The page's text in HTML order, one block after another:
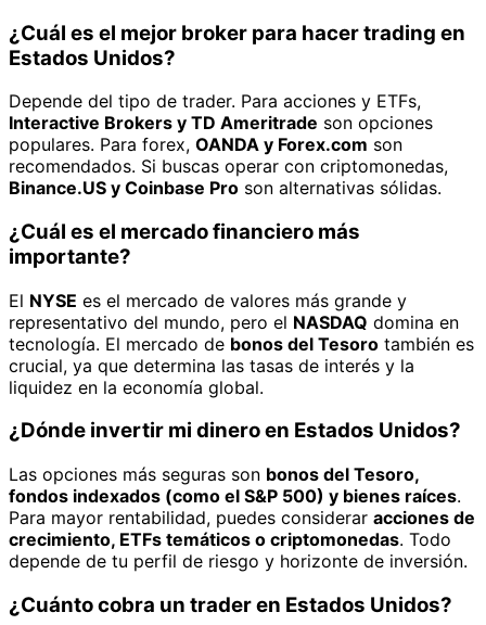
¿Cuál es el mejor broker para hacer trading en
Estados Unidos?
Depende del tipo de trader. Para acciones y ETFs,
Interactive Brokers y TD Ameritrade son opciones
populares. Para forex, OANDA y Forex.com son
recomendados. Si buscas operar con criptomonedas,
Binance.US y Coinbase Pro son alternativas sólidas.
¿Cuál es el mercado financiero más
importante?
El NYSE es el mercado de valores más grande y
representativo del mundo, pero el NASDAQ domina en
tecnología. El mercado de bonos del Tesoro también es
crucial, ya que determina las tasas de interés y la
liquidez en la economía global.
¿Dónde invertir mi dinero en Estados Unidos?
Las opciones más seguras son bonos del Tesoro,
fondos indexados (como el S&P 500) y bienes raíces.
Para mayor rentabilidad, puedes considerar acciones de
crecimiento, ETFs temáticos o criptomonedas. Todo
depende de tu perfil de riesgo y horizonte de inversión.
¿Cuánto cobra un trader en Estados Unidos?